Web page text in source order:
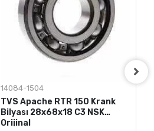
14084-1504
TVS Apache RTR 150 Krank
Bilyası 28x68x18 C3 NSK
Orijinal